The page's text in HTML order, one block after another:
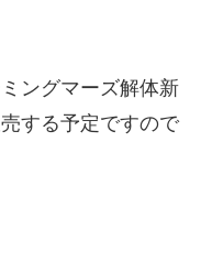
ングマーズ解体新
する予定ですので